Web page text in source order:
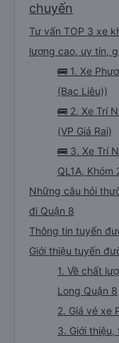
chuyến
Tư vấn TOP 3 xe
lượng cao, uy tín,
🚌 1. Xe
(Bạc Liêu))
🚌 2. Xe Trí
(VP Giá Rai)
🚌 3. Xe Trí
QL1A, Khóm
Những câu hỏi
đi Quận 8
Thông tin tuyến
Giới thiệu tuyến
1. Về chất
Long Quận 8
2. Giá vé xe
3. Giới